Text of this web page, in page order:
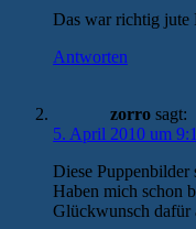
Das war richtig jute
Antworten
zorro sagt:
5. April 2010 um
Diese
Haben mich schon
Glückwunsch dafür